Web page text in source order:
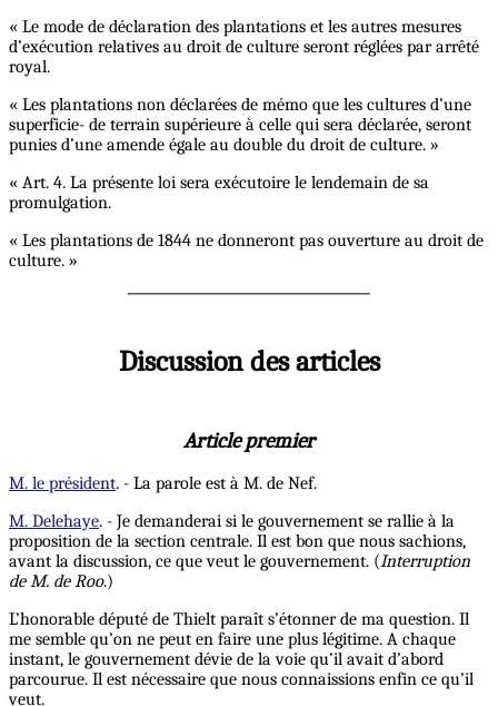
« Le mode de déclaration des plantations et les autres mesures
d’exécution relatives au droit de culture seront réglées par arrêté
royal.
« Les plantations non déclarées de mémo que les cultures d’une
superficie- de terrain supérieure à celle qui sera déclarée, seront
punies d’une amende égale au double du droit de culture. »
« Art. 4. La présente loi sera exécutoire le lendemain de sa
promulgation.
« Les plantations de 1844 ne donneront pas ouverture au droit de
culture. »
Discussion des articles
Article premier
M. le président. - La parole est à M. de Nef.
M. Delehaye. - Je demanderai si le gouvernement se rallie à la
proposition de la section centrale. Il est bon que nous sachions,
avant la discussion, ce que veut le gouvernement. (Interruption
de M. de Roo.)
L’honorable député de Thielt paraît s’étonner de ma question. Il
me semble qu’on ne peut en faire une plus légitime. A chaque
instant, le gouvernement dévie de la voie qu’il avait d’abord
parcourue. Il est nécessaire que nous connaissions enfin ce qu’il
veut.